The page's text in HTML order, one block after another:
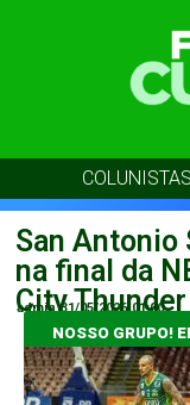
COLUNISTAS
San Antonio
na final da
City Thunder
admin 31/05/2026 01:00
NOSSO GRUPO!